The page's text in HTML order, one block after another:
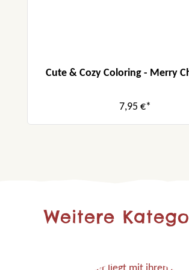
Cute & Cozy Coloring - Merry
7,95 €*
Weitere